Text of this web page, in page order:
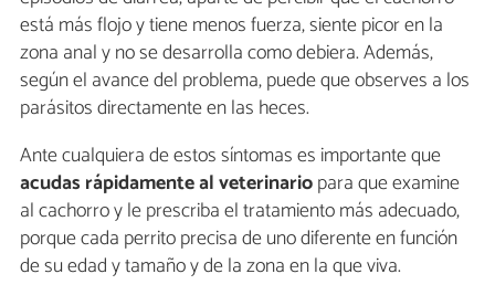
está más flojo y tiene menos fuerza, siente picor en la
zona anal y no se desarrolla como debiera. Además,
según el avance del problema, puede que observes a los
parásitos directamente en las heces.
Ante cualquiera de estos síntomas es importante que
acudas rápidamente al veterinariopara que examine
al cachorro y le prescriba el tratamiento más adecuado,
porque cada perrito precisa de uno diferente en función
de su edad y tamaño y de la zona en la que viva.